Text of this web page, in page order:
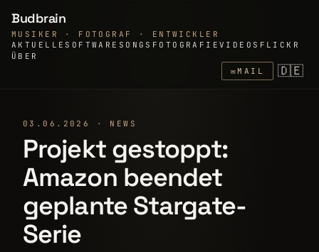
Budbrain
MUSIKER · FOTOGRAF · ENTWICKLER
AKTUELLE SOFTWARE SONGS FOTOGRAFIEVIDEOS FLICKR
ÜBER
✉MAIL 🇩🇪
03.06.2026 · NEWS
Projekt gestoppt:
Amazon beendet
geplante Stargate-
Serie